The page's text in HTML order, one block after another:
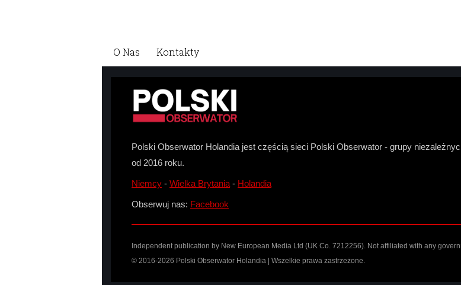
O Nas Kontakty
Polski Obserwator Holandia jest częścią sieci Polski Obserwator - grupy
od 2016 roku.
Niemcy - Wielka Brytania - Holandia
Obserwuj nas: Facebook
Independent publication by New European Media Ltd (UK Co. 7212256). Not affiliated with any
© 2016-2026 Polski Obserwator Holandia | Wszelkie prawa zastrzeżone.